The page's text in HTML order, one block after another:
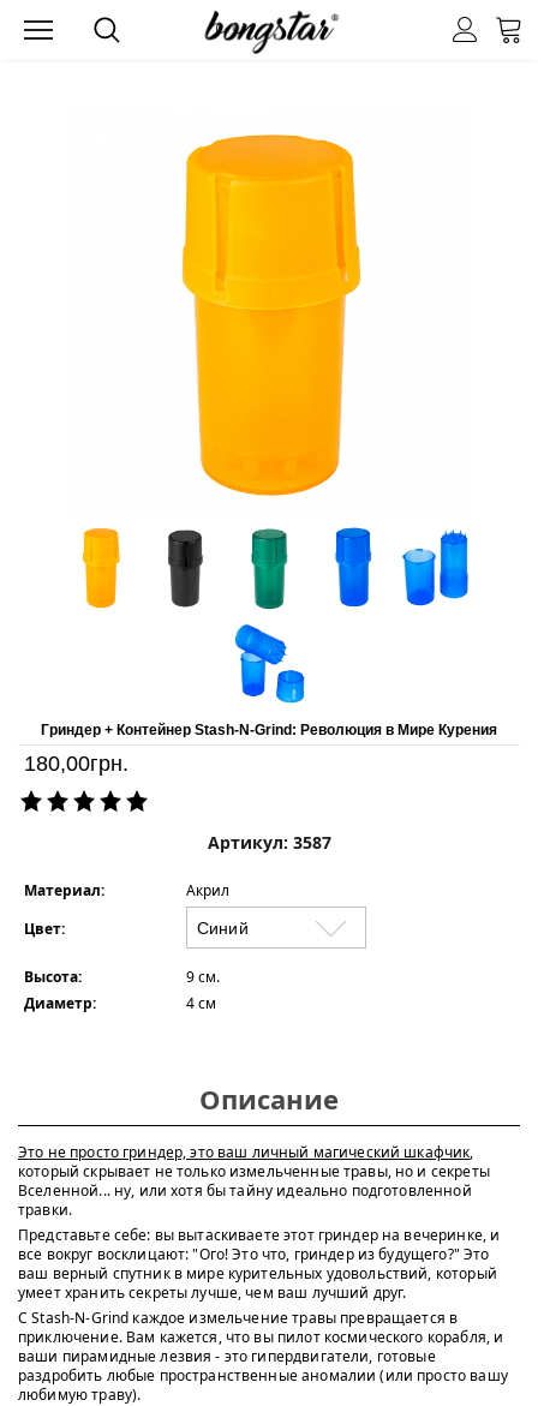
Гриндер + Контейнер Stash-N-Grind: Революция в Мире Курения
180,00грн.
Артикул: 3587
Материал:
Акрил
Цвет:
Высота:
9 см.
Диаметр:
4 см
Описание
Это не просто гриндер, это ваш личный магический шкафчик,
который скрывает не только измельченные травы, но и секреты
Вселенной... ну, или хотя бы тайну идеально подготовленной
травки.
Представьте себе: вы вытаскиваете этот гриндер на вечеринке, и
все вокруг восклицают: "Ого! Это что, гриндер из будущего?" Это
ваш верный спутник в мире курительных удовольствий, который
умеет хранить секреты лучше, чем ваш лучший друг.
С Stash-N-Grind каждое измельчение травы превращается в
приключение. Вам кажется, что вы пилот космического корабля, и
ваши пирамидные лезвия - это гипердвигатели, готовые
раздробить любые пространственные аномалии (или просто вашу
любимую траву).